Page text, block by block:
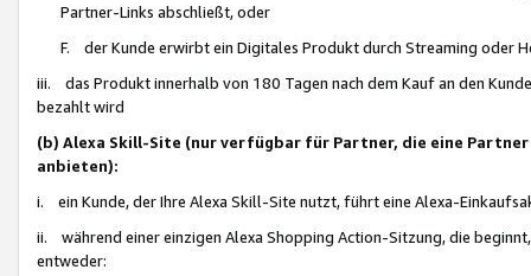
Partner-Links abschließt, oder
F. der Kunde erwirbt ein Digitales Produkt durch Streaming oder
iii. das Produkt innerhalb von 180 Tagen nach dem Kauf an den
bezahlt wird
(b) Alexa Skill-Site (nur verfügbar für Partner, die eine
anbieten):
i. ein Kunde, der Ihre Alexa Skill-Site nutzt, führt eine Alexa-
ii. während einer einzigen Alexa Shopping Action-Sitzung, die
entweder: